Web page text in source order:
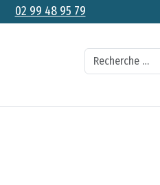
02 99 48 95 79
Recherche